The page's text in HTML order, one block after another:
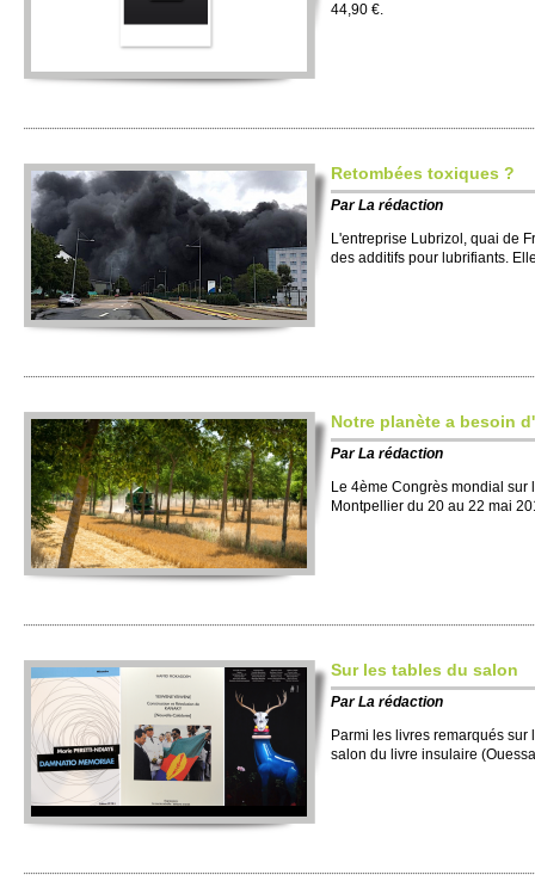
44,90 €.
Retombées toxiques ?
ParLa rédaction
L'entreprise Lubrizol, quai de
des additifs pour lubrifiants.
Notre planète a besoin
ParLa rédaction
Le 4ème Congrès mondial sur
Montpellier du 20 au 22 mai
Sur les tables du salon
ParLa rédaction
Parmi les livres remarqués
salon du livre insulaire